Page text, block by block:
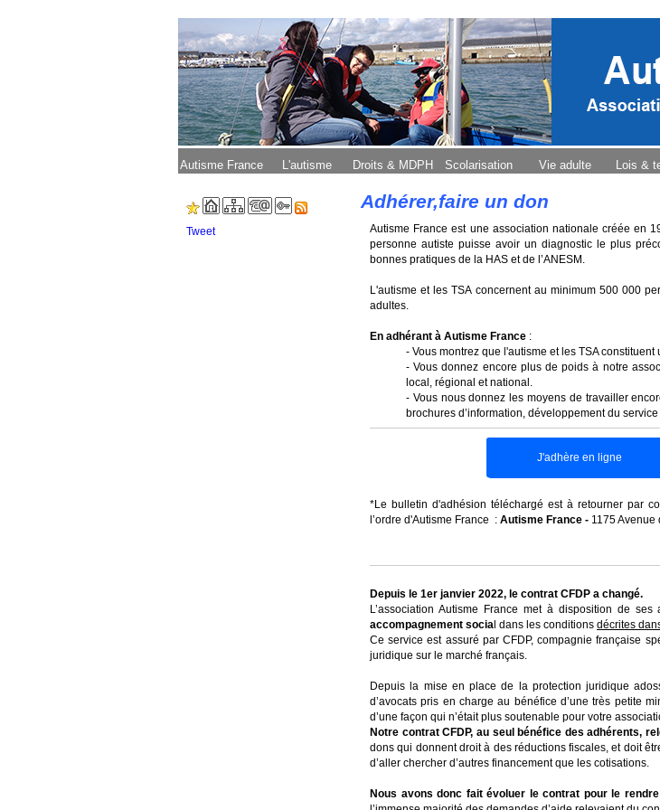
Autisme France L'autisme Droits & MDPH Scolarisation Vie adulte Lois &
Tweet
Adhérer,faire un don
Autisme France est une association nationale créée en
personne autiste puisse avoir un diagnostic le plus
bonnes pratiques de la HAS et de l’ANESM.
L'autisme et les TSA concernent au minimum 500 000
adultes.
En adhérant à Autisme France :
- Vous montrez que l'autisme et les TSA
- Vous donnez encore plus de poids à notre
local, régional et national.
- Vous nous donnez les moyens de travailler
brochures d’information, développement du
J'adhère en ligne
*Le bulletin d'adhésion téléchargé est à retourner par
l’ordre d'Autisme France : Autisme France - 1175
Depuis le 1er janvier 2022, le contrat CFDP a changé.
L’association Autisme France met à disposition de
accompagnement socia l dans les conditions décrites
Ce service est assuré par CFDP, compagnie française
juridique sur le marché français.
Depuis la mise en place de la protection juridique
d’avocats pris en charge au bénéfice d’une très petite
d’une façon qui n’était plus soutenable pour votre
Notre contrat CFDP, au seul bénéfice des adhérents,
dons qui donnent droit à des réductions fiscales, et doit
d’aller chercher d’autres financement que les cotisations.
Nous avons donc fait évoluer le contrat pour le